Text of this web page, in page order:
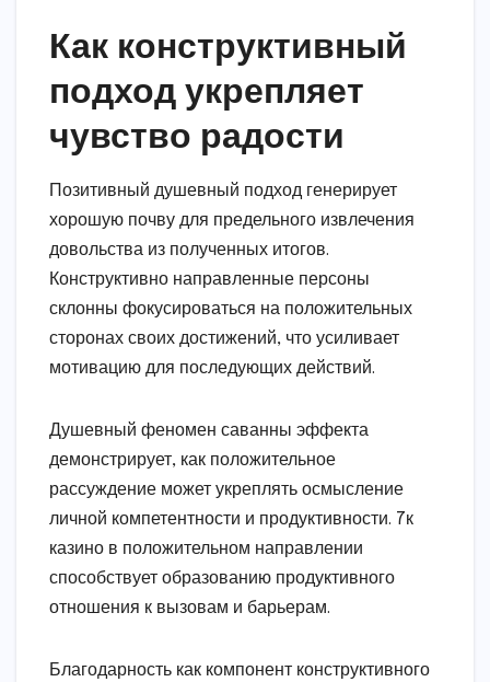
Как конструктивный
подход укрепляет
чувство радости
Позитивный душевный подход генерирует
хорошую почву для предельного извлечения
довольства из полученных итогов.
Конструктивно направленные персоны
склонны фокусироваться на положительных
сторонах своих достижений, что усиливает
мотивацию для последующих действий.
Душевный феномен саванны эффекта
демонстрирует, как положительное
рассуждение может укреплять осмысление
личной компетентности и продуктивности. 7к
казино в положительном направлении
способствует образованию продуктивного
отношения к вызовам и барьерам.
Благодарность как компонент конструктивного